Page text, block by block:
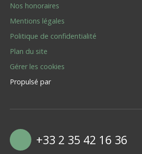
Nos honoraires
Mentions légales
Politique de confidentialité
Plan du site
Gérer les cookies
Propulsé par
+33 2 35 42 16 36